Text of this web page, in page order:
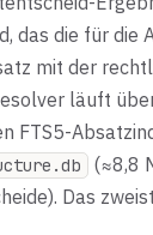
das die für die
mit der
läuft
FTS5-
(≈8,8
Das